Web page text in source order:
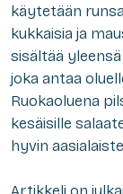
käytetään
kukkaisia ja
sisältää
joka antaa
Ruokaoluena
kesäisille
hyvin